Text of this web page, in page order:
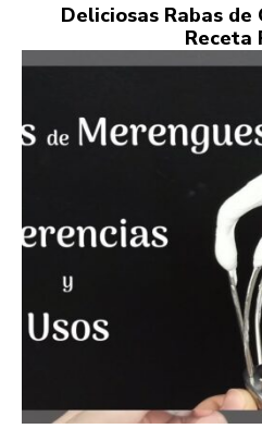
Deliciosas Rabas de
Receta